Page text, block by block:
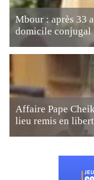
Mbour : après 33
domicile
Affaire Pape
lieu remis en